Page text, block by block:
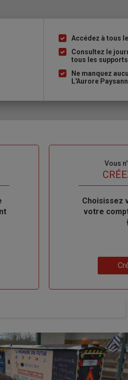
Liste
à
puce
Accédez à tous
Consultez le
tous les supports
Ne manquez
L'Aurore
Vous
TITRE
Body
Choisissez
votre